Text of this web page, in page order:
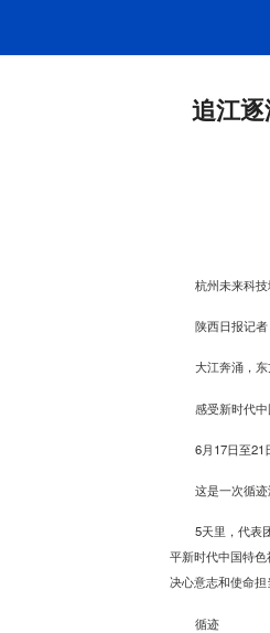
追江
杭州未来科
陕西日报记
大江奔涌，东
感受新时代
6月17日至21
这是一次循
5天里，代表
平新时代中国特
决心意志和使命担
循迹